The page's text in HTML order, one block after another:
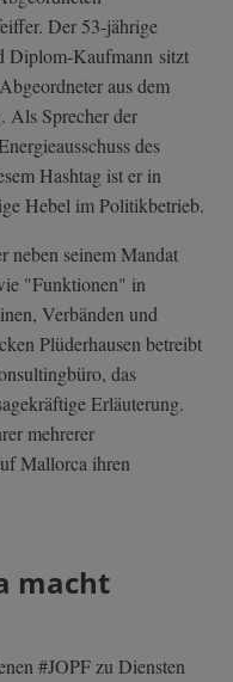
Der 53-jährige
Diplom-Kaufmann sitzt
aus dem
Als Sprecher der
des
Hashtag ist er in
Hebel im Politikbetrieb.
neben seinem Mandat
"Funktionen" in
Verbänden und
Plüderhausen betreibt
das
Erläuterung.
mehrerer
Mallorca ihren
macht
#JOPF zu Diensten